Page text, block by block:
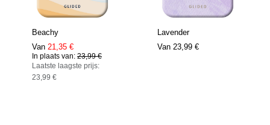
Beachy
Van 21,35 €
In plaats van: 23,99 €
Laatste laagste prijs:
23,99 €
Lavender
Van 23,99 €